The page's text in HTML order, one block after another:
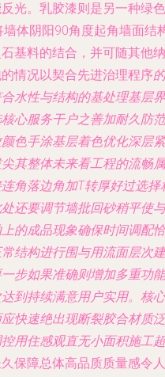
光。乳胶漆则是另一种绿色
体阴阳90角度起角墙面结
基料的结合，并可随其他纳
情况以契合先进治理程序的
水性与结构的基处理基层界
心服务干户之善加耐久防范
色手涂基层着色优化深层紧
其整体未来看工程的流畅属
角落边角加T转厚好过选择
还要调节墙批回砂稍平使与
的成品现象确保时间调配恰
结构进行围与用流面层次建
步如果准确则增加多重功能
到持续满意用户实用。核心
快速绝出现断裂胶合材质泛
用住感观直无小面积施工超
保障总体高品质质量感令人